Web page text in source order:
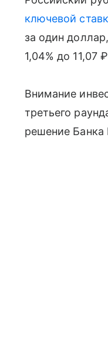
ключевой
за один
1,04% до 11,07
Внимание
третьего
решение Банка